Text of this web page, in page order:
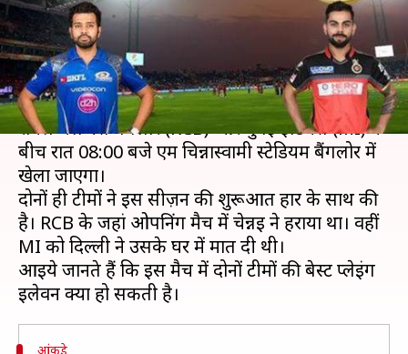
लेखन मोहम्मद वाहिद Mar 27, 2019 07:50 pm
क्या है खबर?
IPL 2019 का सातवां मैच बृहस्पतिवार, 28 मार्च को
रॉयल चैलेंजर्स बैंगलोर (RCB) और मुंबई इंडियंस (MI) के
बीच रात 08:00 बजे एम चिन्नास्वामी स्टेडियम बैंगलोर में
खेला जाएगा।
दोनों ही टीमों ने इस सीज़न की शुरूआत हार के साथ की
है। RCB के जहां ओपनिंग मैच में चेन्नई ने हराया था। वहीं
MI को दिल्ली ने उसके घर में मात दी थी।
आइये जानते हैं कि इस मैच में दोनों टीमों की बेस्ट प्लेइंग
आंकड़े